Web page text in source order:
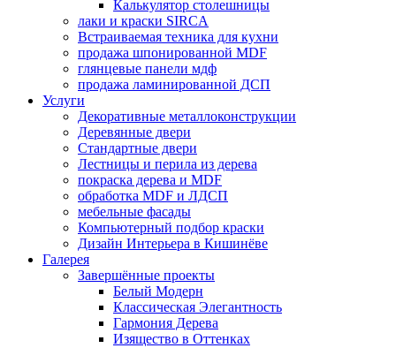
Калькулятор столешницы
лаки и краски SIRCA
Встраиваемая техника для кухни
продажа шпонированной MDF
глянцевые панели мдф
продажа ламинированной ДСП
Услуги
Декоративные металлоконструкции
Деревянные двери
Стандартные двери
Лестницы и перила из дерева
покраска дерева и MDF
обработка MDF и ЛДСП
мебельные фасады
Компьютерный подбор краски
Дизайн Интерьера в Кишинёве
Галерея
Завершённые проекты
Белый Модерн
Классическая Элегантность
Гармония Дерева
Изящество в Оттенках